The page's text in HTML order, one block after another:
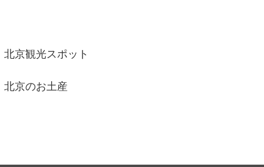
北京観光スポット
北京のお土産